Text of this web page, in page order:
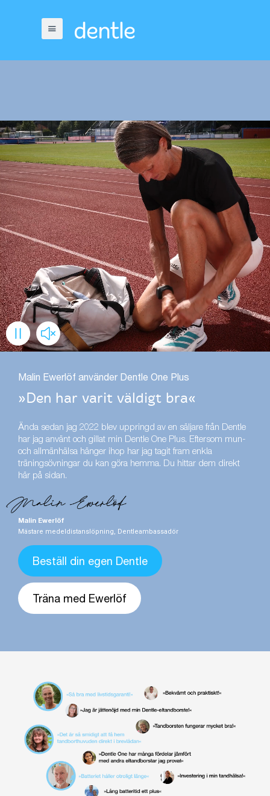
Malin Ewerlöf använder Dentle One Plus
»Den har varit väldigt bra«
Ända sedan jag 2022 blev uppringd av en säljare från Dentle
har jag använt och gillat min Dentle One Plus. Eftersom mun-
och allmänhälsa hänger ihop har jag tagit fram enkla
träningsövningar du kan göra hemma. Du hittar dem direkt
här på sidan.
Malin Ewerlöf
Mästare medeldistanslöpning, Dentleambassadör
Beställ din egen Dentle
Träna med Ewerlöf